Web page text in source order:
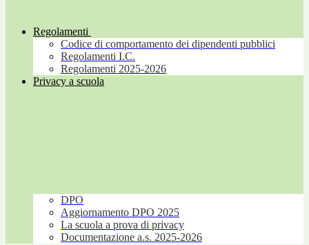
Regolamenti
Codice di comportamento dei dipendenti pubblici
Regolamenti I.C.
Regolamenti 2025-2026
Privacy a scuola
DPO
Aggiornamento DPO 2025
La scuola a prova di privacy
Documentazione a.s. 2025-2026